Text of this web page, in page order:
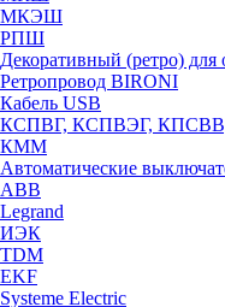
МКЭШ
РПШ
Декоративный (ретро) для
Ретропровод BIRONI
Кабель USB
КСПВГ, КСПВЭГ,
КММ
Автоматические
ABB
Legrand
ИЭК
TDM
EKF
Systeme Electric